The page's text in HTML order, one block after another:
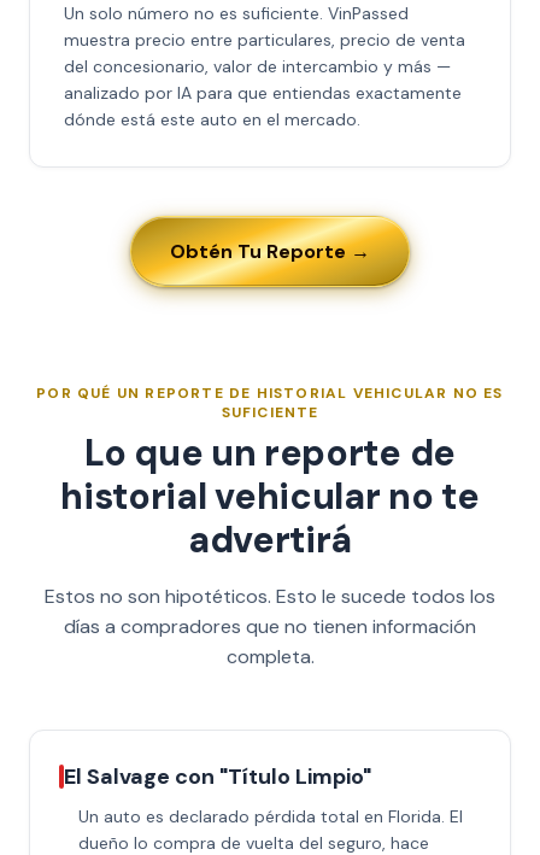
Un solo número no es suficiente. VinPassed
muestra precio entre particulares, precio de venta
del concesionario, valor de intercambio y más —
analizado por IA para que entiendas exactamente
dónde está este auto en el mercado.
Obtén Tu Reporte →
POR QUÉ UN REPORTE DE HISTORIAL VEHICULAR NO ES
SUFICIENTE
Lo que un reporte de
historial vehicular no te
advertirá
Estos no son hipotéticos. Esto le sucede todos los
días a compradores que no tienen información
completa.
El Salvage con "Título Limpio"
Un auto es declarado pérdida total en Florida. El
dueño lo compra de vuelta del seguro, hace